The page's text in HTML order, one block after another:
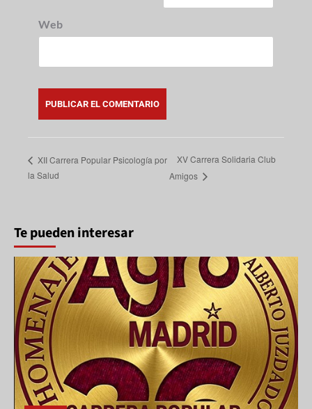
Web
XII Carrera Popular Psicología por
la Salud
XV Carrera Solidaria Club
Amigos
Te pueden interesar